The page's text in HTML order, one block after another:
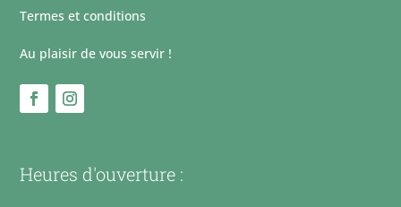
Termes et conditions
Au plaisir de vous servir !
Heures d'ouverture :